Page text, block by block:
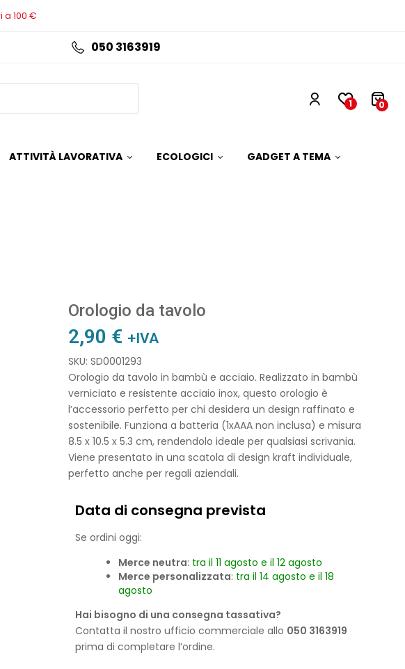
100 €
050 3163919
1 0
ATTIVITÀ LAVORATIVA ECOLOGICI GADGET A TEMA
Orologio da tavolo
2,90 € +IVA
SKU: SD0001293
Orologio da tavolo in bambù e acciaio. Realizzato in bambù
verniciato e resistente acciaio inox, questo orologio è
l’accessorio perfetto per chi desidera un design raffinato e
sostenibile. Funziona a batteria (1xAAA non inclusa) e misura
8.5 x 10.5 x 5.3 cm, rendendolo ideale per qualsiasi scrivania.
Viene presentato in una scatola di design kraft individuale,
perfetto anche per regali aziendali.
Data di consegna prevista
Se ordini oggi:
Merce neutra: tra il 11 agosto e il 12 agosto
Merce personalizzata: tra il 14 agosto e il 18
agosto
Hai bisogno di una consegna tassativa?
Contatta il nostro ufficio commerciale allo 050 3163919
prima di completare l’ordine.